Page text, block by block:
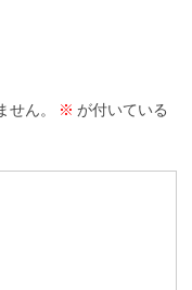
ん。 ※ が付いている